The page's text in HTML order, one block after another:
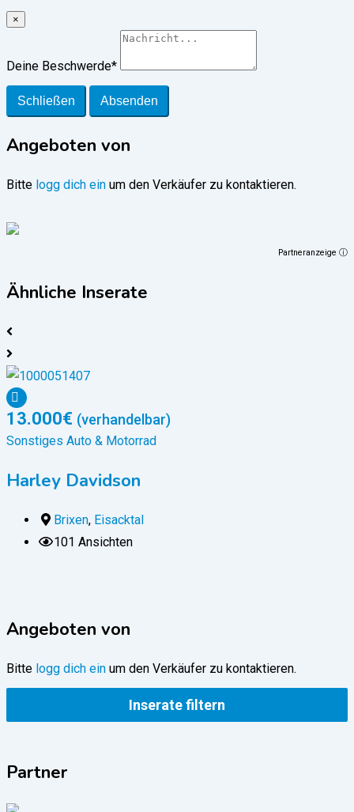
×
Deine Beschwerde*
Schließen Absenden
Angeboten von
Bitte logg dich ein um den Verkäufer zu kontaktieren.
Partneranzeige ⓘ
Ähnliche Inserate
13.000€ (verhandelbar)
Sonstiges Auto & Motorrad
Harley Davidson
Brixen, Eisacktal
101 Ansichten
Angeboten von
Bitte logg dich ein um den Verkäufer zu kontaktieren.
Inserate filtern
Partner